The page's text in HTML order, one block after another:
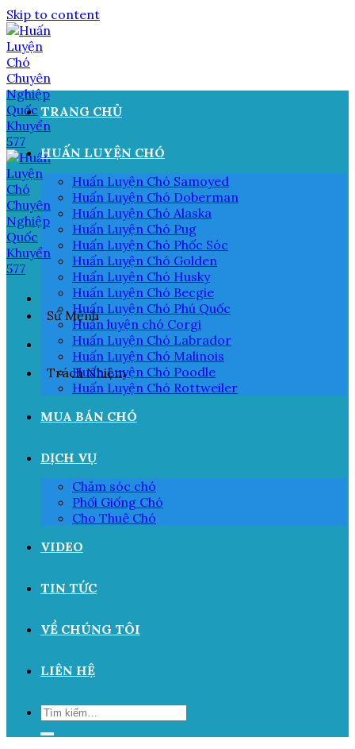
Skip to content
Sứ Mệnh
Trách Nhiệm
TRANG CHỦ
HUẤN LUYỆN CHÓ
Huấn Luyện Chó Samoyed
Huấn Luyện Chó Doberman
Huấn Luyện Chó Alaska
Huấn Luyện Chó Pug
Huấn Luyện Chó Phốc Sóc
Huấn Luyện Chó Golden
Huấn Luyện Chó Husky
Huấn Luyện Chó Becgie
Huấn Luyện Chó Phú Quốc
Huấn luyện chó Corgi
Huấn Luyện Chó Labrador
Huấn Luyện Chó Malinois
Huấn Luyện Chó Poodle
Huấn Luyện Chó Rottweiler
MUA BÁN CHÓ
DỊCH VỤ
Chăm sóc chó
Phối Giống Chó
Cho Thuê Chó
VIDEO
TIN TỨC
VỀ CHÚNG TÔI
LIÊN HỆ